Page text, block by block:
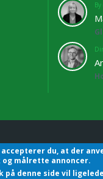
KTC -
du, at der
målrette annoncer.
på denne side vil